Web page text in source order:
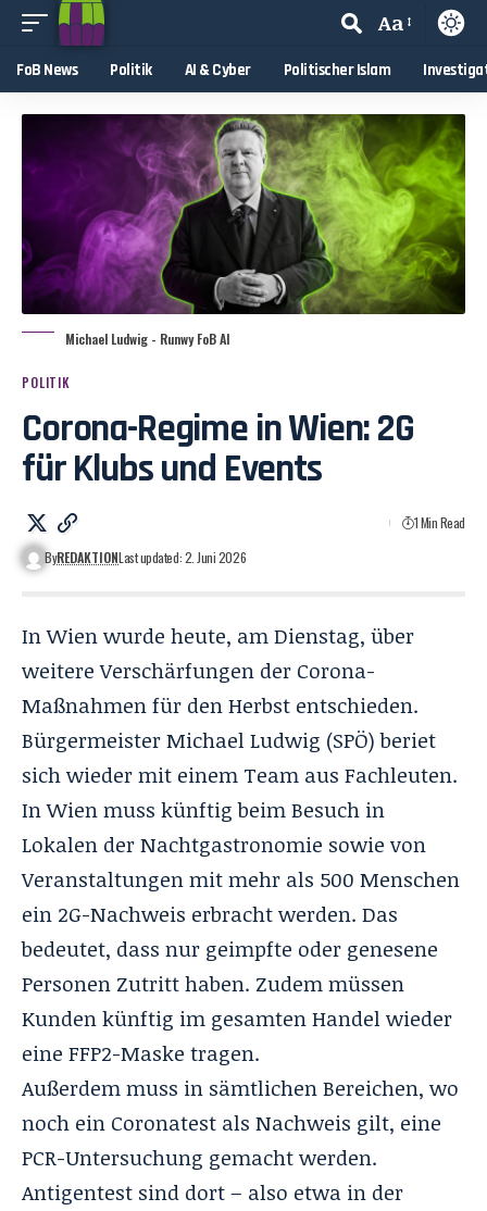
Aa
FoB News Politik AI & Cyber Politischer Islam
Michael Ludwig - Runwy FoB AI
POLITIK
Corona-Regime in Wien: 2G
für Klubs und Events
ByREDAKTIONLast updated: 2. Juni 2026
1 Min Read
In Wien wurde heute, am Dienstag, über
weitere Verschärfungen der Corona-
Maßnahmen für den Herbst entschieden.
Bürgermeister Michael Ludwig (SPÖ) beriet
sich wieder mit einem Team aus Fachleuten.
In Wien muss künftig beim Besuch in
Lokalen der Nachtgastronomie sowie von
Veranstaltungen mit mehr als 500 Menschen
ein 2G-Nachweis erbracht werden. Das
bedeutet, dass nur geimpfte oder genesene
Personen Zutritt haben. Zudem müssen
Kunden künftig im gesamten Handel wieder
eine FFP2-Maske tragen.
Außerdem muss in sämtlichen Bereichen, wo
noch ein Coronatest als Nachweis gilt, eine
PCR-Untersuchung gemacht werden.
Antigentest sind dort – also etwa in der